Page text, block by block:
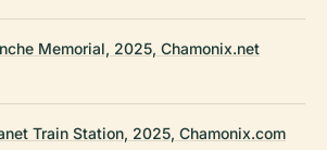
Memorial, 2025, Chamonix.net
Train Station, 2025, Chamonix.com